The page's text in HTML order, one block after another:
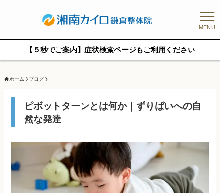
MENU
【５秒でご案内】症状検索ページもご利用ください
ホーム ブログ
ピボットターンとは何か｜ずりばいへの自
然な発達